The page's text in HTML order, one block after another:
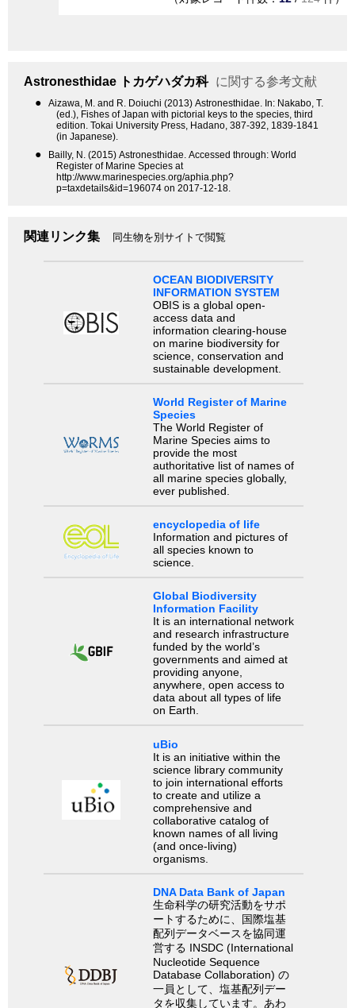
Astronesthidae トカゲハダカ科 に関する参考文献
●
Aizawa, M. and R. Doiuchi (2013) Astronesthidae. In: Nakabo, T.
(ed.), Fishes of Japan with pictorial keys to the species, third
edition. Tokai University Press, Hadano, 387-392, 1839-1841
(in Japanese).
●
Bailly, N. (2015) Astronesthidae. Accessed through: World
Register of Marine Species at
http://www.marinespecies.org/aphia.php?
p=taxdetails&id=196074 on 2017-12-18.
関連リンク集 同生物を別サイトで閲覧
OCEAN BIODIVERSITY
INFORMATION SYSTEM
OBIS is a global open-
access data and
information clearing-house
on marine biodiversity for
science, conservation and
sustainable development.
World Register of Marine
Species
The World Register of
Marine Species aims to
provide the most
authoritative list of names of
all marine species globally,
ever published.
encyclopedia of life
Information and pictures of
all species known to
science.
Global Biodiversity
Information Facility
It is an international network
and research infrastructure
funded by the world’s
governments and aimed at
providing anyone,
anywhere, open access to
data about all types of life
on Earth.
uBio
It is an initiative within the
science library community
to join international efforts
to create and utilize a
comprehensive and
collaborative catalog of
known names of all living
(and once-living)
organisms.
DNA Data Bank of Japan
生命科学の研究活動をサポ
ートするために、国際塩基
配列データベースを協同運
営する INSDC (International
Nucleotide Sequence
Database Collaboration) の
一員として、塩基配列デー
タを収集しています。あわ